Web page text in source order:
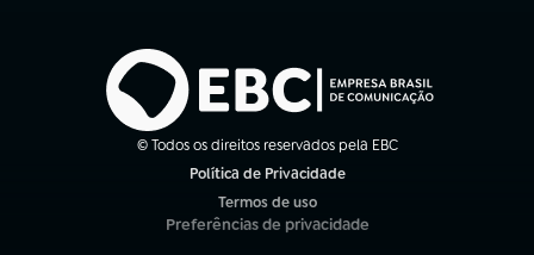
© Todos os direitos reservados pela EBC
Política de Privacidade
Termos de uso
(abre em nova aba)
Preferências de privacidade